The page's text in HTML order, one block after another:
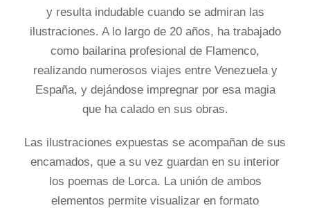
y resulta indudable cuando se admiran las
ilustraciones. A lo largo de 20 años, ha trabajado
como bailarina profesional de Flamenco,
realizando numerosos viajes entre Venezuela y
España, y dejándose impregnar por esa magia
que ha calado en sus obras.
Las ilustraciones expuestas se acompañan de sus
encamados, que a su vez guardan en su interior
los poemas de Lorca. La unión de ambos
elementos permite visualizar en formato